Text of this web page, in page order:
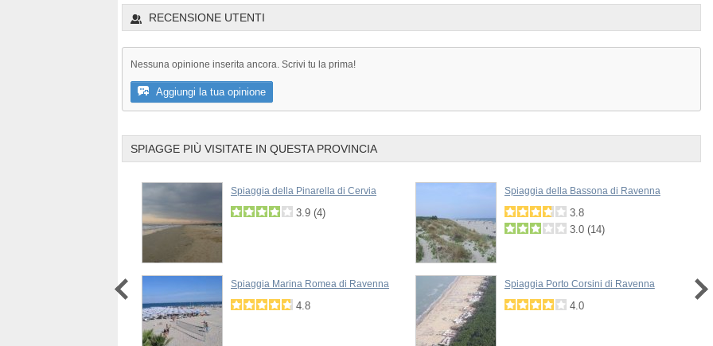
RECENSIONE UTENTI
Nessuna opinione inserita ancora. Scrivi tu la prima!
Aggiungi la tua opinione
SPIAGGE PIÙ VISITATE IN QUESTA PROVINCIA
Spiaggia della Pinarella di Cervia
3.9 (4)
Spiaggia della Bassona di Ravenna
3.8
3.0 (14)
Spiaggia Marina Romea di Ravenna
4.8
Spiaggia Porto Corsini di Ravenna
4.0
Prev